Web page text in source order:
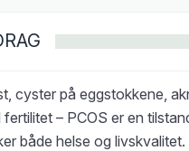
cyster på eggstokkene,
– PCOS er en
både helse og